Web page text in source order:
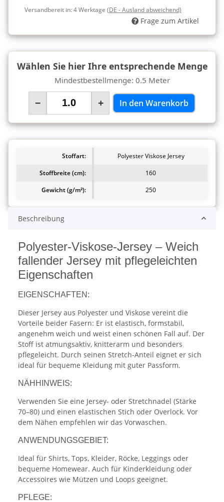
Versandbereit in:4 Werktage (DE - Ausland abweichend)
Frage zum Artikel
Wählen Sie hier Ihre entsprechende Menge
Mindestbestellmenge: 0.5 Meter
− + In den Warenkorb
Stoffart:
Polyester Viskose Jersey
Stoffbreite (cm):
160
Gewicht (g/m²):
250
Beschreibung
Polyester-Viskose-Jersey – Weich
fallender Jersey mit pflegeleichten
Eigenschaften
EIGENSCHAFTEN:
Dieser Jersey aus Polyester und Viskose vereint die
Vorteile beider Fasern: Er ist elastisch, formstabil,
angenehm weich und weist einen schönen Fall auf. Der
Stoff ist atmungsaktiv, knitterarm und besonders
pflegeleicht. Durch seinen Stretch-Anteil eignet er sich
ideal für bequeme Kleidung mit guter Passform.
NÄHHINWEIS:
Verwenden Sie eine Jersey- oder Stretchnadel (Stärke
70–80) und einen elastischen Stich oder Overlock. Vor
dem Nähen empfehlen wir das Vorwaschen.
ANWENDUNGSGEBIET:
Ideal für Shirts, Tops, Kleider, Röcke, Leggings oder
bequeme Homewear. Auch für Kinderkleidung oder
Accessoires wie Mützen und Loops geeignet.
PFLEGE: